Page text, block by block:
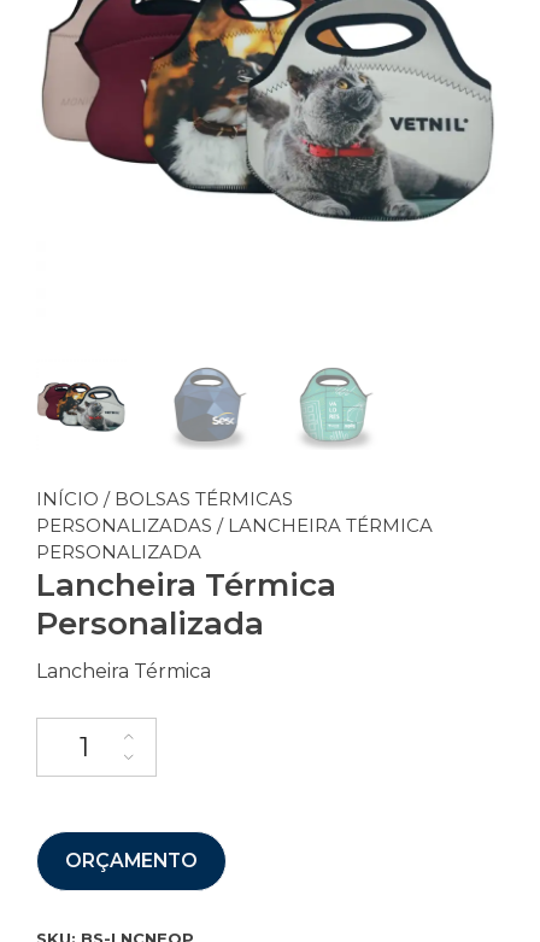
INÍCIO / BOLSAS TÉRMICAS
PERSONALIZADAS / LANCHEIRA TÉRMICA
PERSONALIZADA
Lancheira Térmica
Personalizada
Lancheira Térmica
ORÇAMENTO
SKU: BS-LNCNEOP